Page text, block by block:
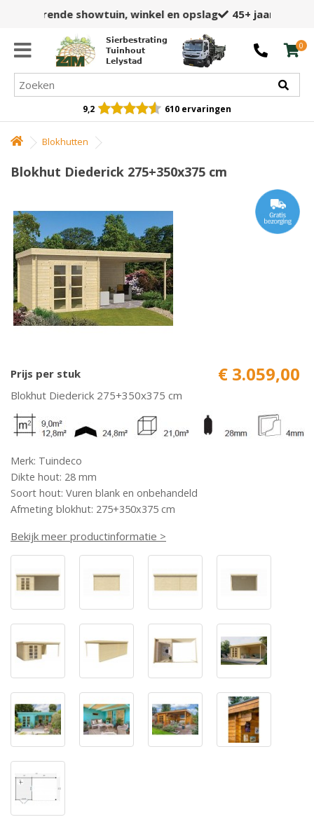
45+ jaarervaring én expertise
Sierbestrating
Tuinhout
Lelystad
0
9,2 610 ervaringen
Blokhutten
Blokhut Diederick 275+350x375 cm
Prijs per stuk € 3.059,00
Blokhut Diederick 275+350x375 cm
Merk: Tuindeco
Dikte hout: 28 mm
Soort hout: Vuren blank en onbehandeld
Afmeting blokhut: 275+350x375 cm
Bekijk meer productinformatie >